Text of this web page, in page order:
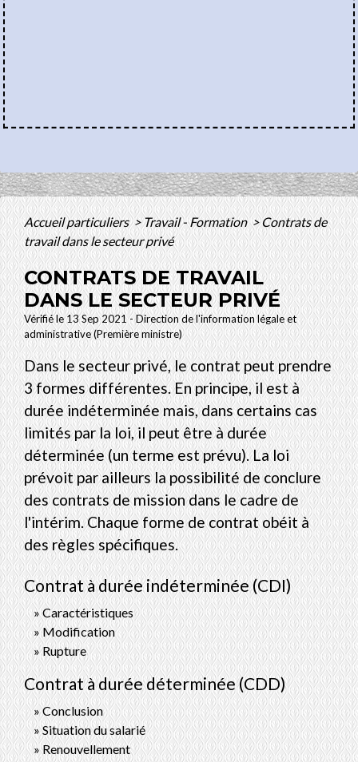
Accueil particuliers>Travail - Formation > Contrats de
travail dans le secteur privé
CONTRATS DE TRAVAIL
DANS LE SECTEUR PRIVÉ
Vérifié le 13 Sep 2021 - Direction de l'information légale et
administrative (Première ministre)
Dans le secteur privé, le contrat peut prendre
3 formes différentes. En principe, il est à
durée indéterminée mais, dans certains cas
limités par la loi, il peut être à durée
déterminée (un terme est prévu). La loi
prévoit par ailleurs la possibilité de conclure
des contrats de mission dans le cadre de
l'intérim. Chaque forme de contrat obéit à
des règles spécifiques.
Contrat à durée indéterminée (CDI)
Caractéristiques
Modification
Rupture
Contrat à durée déterminée (CDD)
Conclusion
Situation du salarié
Renouvellement